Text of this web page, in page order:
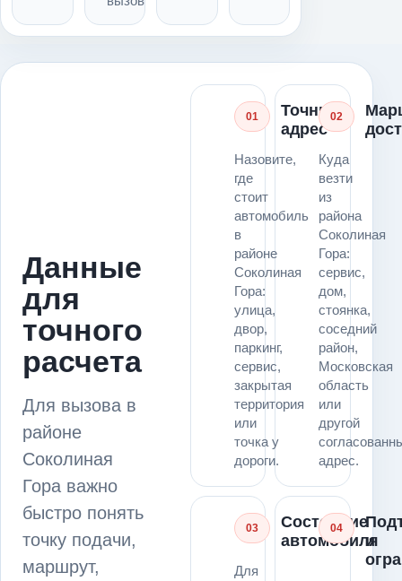
Данные
для
точного
расчета
Для вызова в
районе
Соколиная
Гора важно
быстро понять
точку подачи,
маршрут,
01
Точный
адрес
Назовите,
где
стоит
автомобиль
в
районе
Соколиная
Гора:
улица,
двор,
паркинг,
сервис,
закрытая
территория
или
точка у
дороги.
02
Куда
везти
из
района
Соколиная
Гора:
сервис,
дом,
стоянка,
соседний
район,
Московская
область
или
другой
адрес.
03
Состояние
автомобиля
Для
04
и